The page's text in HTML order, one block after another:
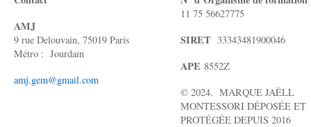
AMJ
9 rue Delouvain, 75019 Paris
Métro : Jourdain
amj.gem@gmail.com
11 75 56627775
SIRET 33343481900046
APE 8552Z
© 2024. MARQUE JAËLL
MONTESSORI DÉPOSÉE ET
PROTÉGÉE DEPUIS 2016